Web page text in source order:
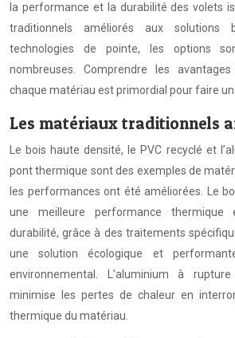
la performance et la durabilité des volets
traditionnels améliorés aux solutions
technologies de pointe, les options
nombreuses. Comprendre les
chaque matériau est primordial pour faire un
Les matériaux traditionnels
Le bois haute densité, le PVC recyclé et
pont thermique sont des exemples de
les performances ont été améliorées. Le
une meilleure performance
durabilité, grâce à des traitements
une solution écologique et
environnemental. L’aluminium à
minimise les pertes de chaleur en
thermique du matériau.